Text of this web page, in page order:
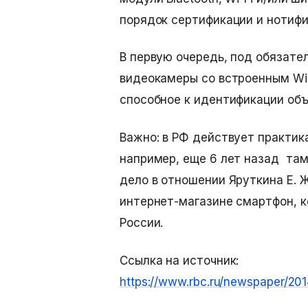
порядок сертификации и
В первую очередь, под
видеокамеры со встроенным
способное к идентификации
Важно: в РФ действует
например, еще 6 лет назад
дело в отношении Яруткина Е.
интернет-магазине смартфон,
России.
Ссылка на источник:
https://www.rbc.ru/newspaper/